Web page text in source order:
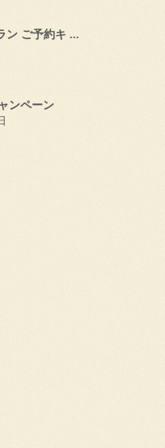
ン ご予約キ ...
ンペーン